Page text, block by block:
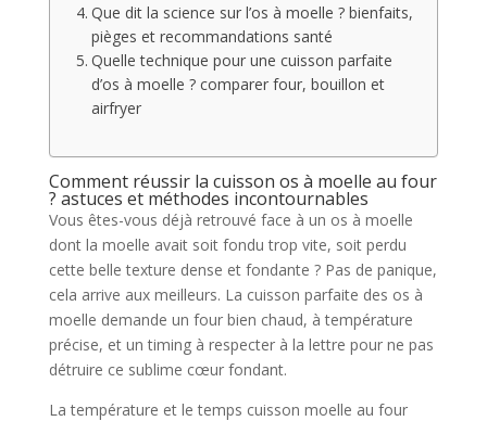
Que dit la science sur l’os à moelle ? bienfaits,
pièges et recommandations santé
Quelle technique pour une cuisson parfaite
d’os à moelle ? comparer four, bouillon et
airfryer
Comment réussir la cuisson os à moelle au four
? astuces et méthodes incontournables
Vous êtes-vous déjà retrouvé face à un os à moelle
dont la moelle avait soit fondu trop vite, soit perdu
cette belle texture dense et fondante ? Pas de panique,
cela arrive aux meilleurs. La cuisson parfaite des os à
moelle demande un four bien chaud, à température
précise, et un timing à respecter à la lettre pour ne pas
détruire ce sublime cœur fondant.
La température et le temps cuisson moelle au four